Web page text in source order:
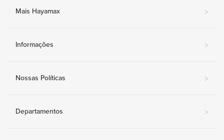
Mais Hayamax >
Informações >
Nossas Políticas >
Departamentos >